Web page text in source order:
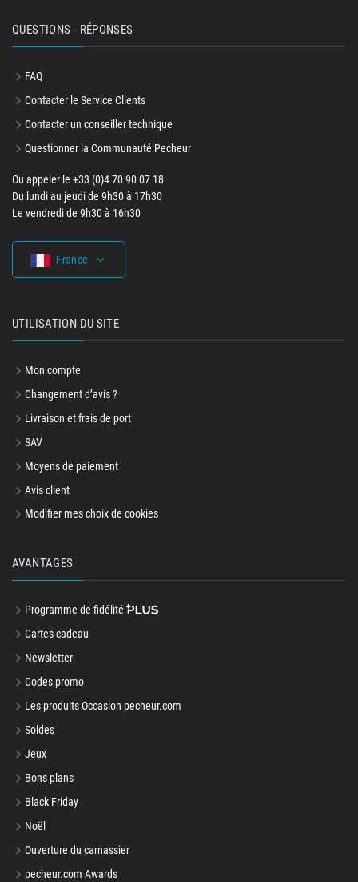
QUESTIONS - RÉPONSES
FAQ
Contacter le Service Clients
Contacter un conseiller technique
Questionner la Communauté Pecheur
Ou appeler le +33 (0)4 70 90 07 18
Du lundi au jeudi de 9h30 à 17h30
Le vendredi de 9h30 à 16h30
France
UTILISATION DU SITE
Mon compte
Changement d’avis ?
Livraison et frais de port
SAV
Moyens de paiement
Avis client
Modifier mes choix de cookies
AVANTAGES
Programme de fidélité
Cartes cadeau
Newsletter
Codes promo
Les produits Occasion pecheur.com
Soldes
Jeux
Bons plans
Black Friday
Noël
Ouverture du carnassier
pecheur.com Awards